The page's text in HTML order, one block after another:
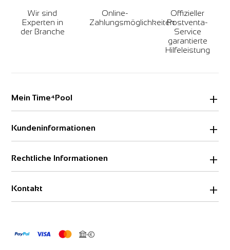
Wir sind
Experten in
der Branche
Online-
Zahlungsmöglichkeiten
Offizieller
Postventa-
Service
garantierte
Hilfeleistung
Mein Time⁴Pool
Ausloggen
KONTAKT
Kundeninformationen
Streitbeilegung
Rechtliche Informationen
Datenschutzerklärung
AGB & AVV
Kontakt
Montag bis Freitag 9:00-18:00 Uhr